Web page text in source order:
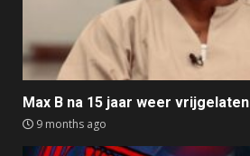
Max B na 15 jaar weer vrijgelaten
9 months ago